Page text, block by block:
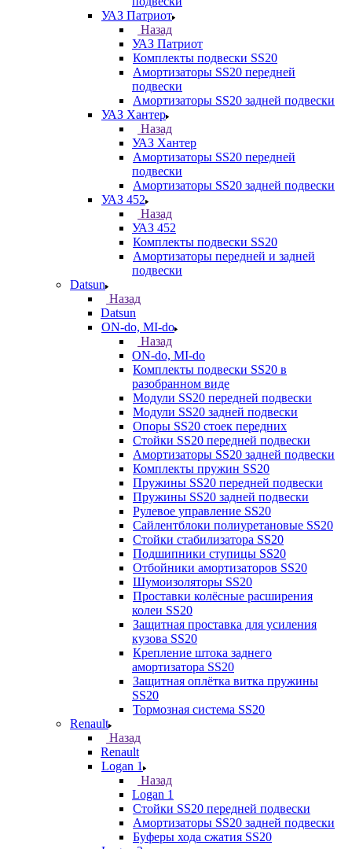
УАЗ Патриот
Назад
УАЗ Патриот
Комплекты подвески SS20
Амортизаторы SS20 передней
подвески
Амортизаторы SS20 задней подвески
УАЗ Хантер
Назад
УАЗ Хантер
Амортизаторы SS20 передней
подвески
Амортизаторы SS20 задней подвески
УАЗ 452
Назад
УАЗ 452
Комплекты подвески SS20
Амортизаторы передней и задней
подвески
Datsun
Назад
Datsun
ON-do, MI-do
Назад
ON-do, MI-do
Комплекты подвески SS20 в
разобранном виде
Модули SS20 передней подвески
Модули SS20 задней подвески
Опоры SS20 стоек передних
Стойки SS20 передней подвески
Амортизаторы SS20 задней подвески
Комплекты пружин SS20
Пружины SS20 передней подвески
Пружины SS20 задней подвески
Рулевое управление SS20
Сайлентблоки полиуретановые SS20
Стойки стабилизатора SS20
Подшипники ступицы SS20
Отбойники амортизаторов SS20
Шумоизоляторы SS20
Проставки колёсные расширения
колеи SS20
Защитная проставка для усиления
кузова SS20
Крепление штока заднего
амортизатора SS20
Защитная оплётка витка пружины
SS20
Тормозная система SS20
Renault
Назад
Renault
Logan 1
Назад
Logan 1
Стойки SS20 передней подвески
Амортизаторы SS20 задней подвески
Буферы хода сжатия SS20